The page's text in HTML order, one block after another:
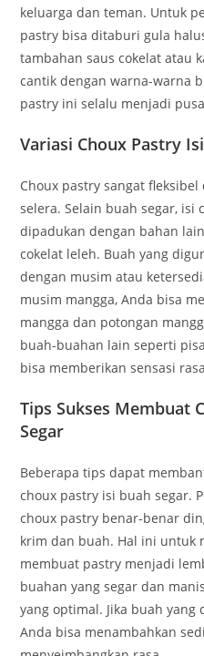
keluarga dan teman. Untuk
pastry bisa ditaburi gula
tambahan saus cokelat atau
cantik dengan warna-warna
pastry ini selalu menjadi
Variasi Choux Pastry
Choux pastry sangat
selera. Selain buah segar, isi
dipadukan dengan bahan
cokelat leleh. Buah yang
dengan musim atau
musim mangga, Anda bisa
mangga dan potongan
buah-buahan lain seperti
bisa memberikan sensasi
Tips Sukses Membuat
Segar
Beberapa tips dapat
choux pastry isi buah segar.
choux pastry benar-benar
krim dan buah. Hal ini untuk
membuat pastry menjadi
buahan yang segar dan
yang optimal. Jika buah
Anda bisa menambahkan